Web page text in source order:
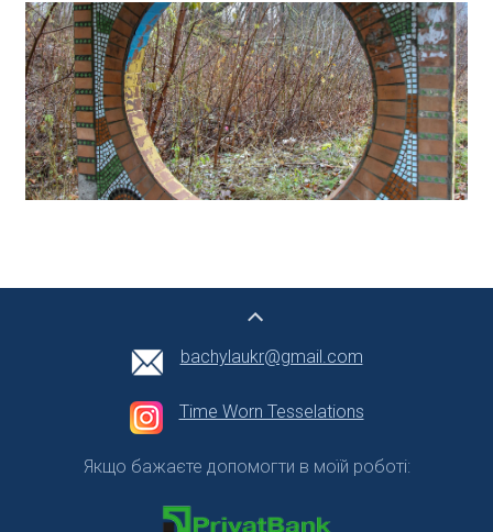
bachylaukr@gmail.com
Time Worn Tesselations
Якщо бажаєте допомогти в моїй роботі: